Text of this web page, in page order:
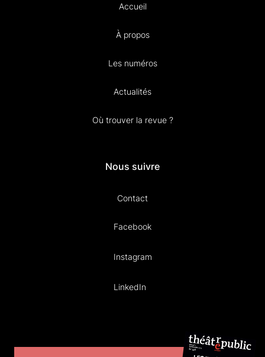
Accueil
À propos
Les numéros
Actualités
Où trouver la revue ?
Nous suivre
Contact
Facebook
Instagram
LinkedIn